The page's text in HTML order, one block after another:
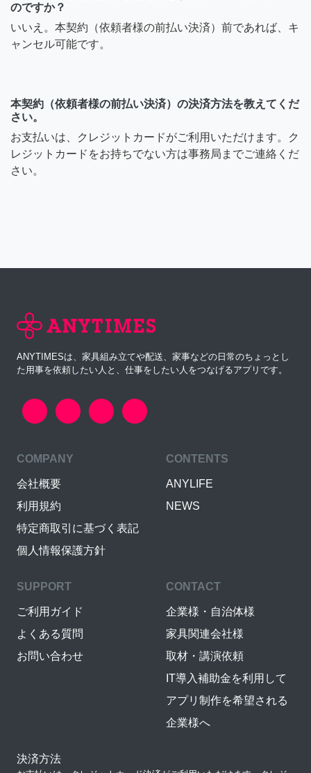
のですか？
いいえ。本契約（依頼者様の前払い決済）前であれば、キ
ャンセル可能です。
本契約（依頼者様の前払い決済）の決済方法を教えてくだ
さい。
お支払いは、クレジットカードがご利用いただけます。ク
レジットカードをお持ちでない方は事務局までご連絡くだ
さい。
ANYTIMESは、家具組み立てや配送、家事などの日常のちょっとし
た用事を依頼したい人と、仕事をしたい人をつなげるアプリです。
COMPANY
会社概要
利用規約
特定商取引に基づく表記
個人情報保護方針
CONTENTS
ANYLIFE
NEWS
SUPPORT
ご利用ガイド
よくある質問
お問い合わせ
CONTACT
企業様・自治体様
家具関連会社様
取材・講演依頼
IT導入補助金を利用して
アプリ制作を希望される
企業様へ
決済方法